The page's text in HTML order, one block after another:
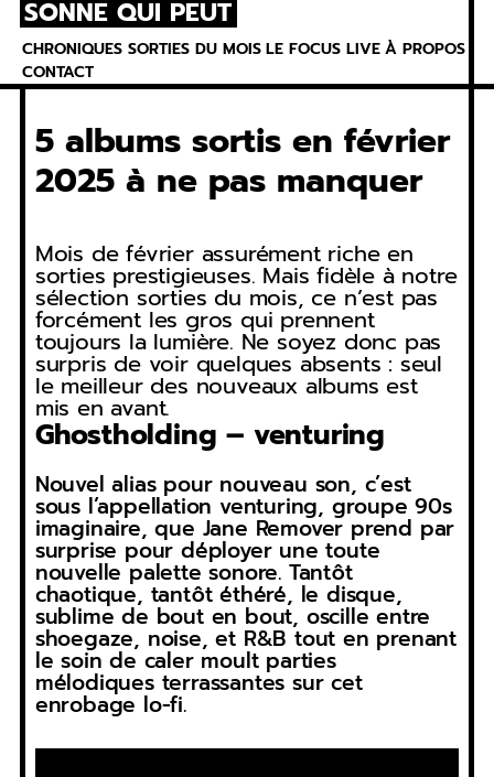
Skip
content
SONNE QUI PEUT
CHRONIQUES SORTIES DU MOIS LE FOCUS LIVE À PROPOS
CONTACT
5 albums sortis en février
2025 à ne pas manquer
Mois de février assurément riche en
sorties prestigieuses. Mais fidèle à notre
sélection sorties du mois, ce n’est pas
forcément les gros qui prennent
toujours la lumière. Ne soyez donc pas
surpris de voir quelques absents : seul
le meilleur des nouveaux albums est
mis en avant.
Ghostholding – venturing
Nouvel alias pour nouveau son, c’est
sous l’appellation venturing, groupe 90s
imaginaire, que Jane Remover prend par
surprise pour déployer une toute
nouvelle palette sonore. Tantôt
chaotique, tantôt éthéré, le disque,
sublime de bout en bout, oscille entre
shoegaze, noise, et R&B tout en prenant
le soin de caler moult parties
mélodiques terrassantes sur cet
enrobage lo-fi.